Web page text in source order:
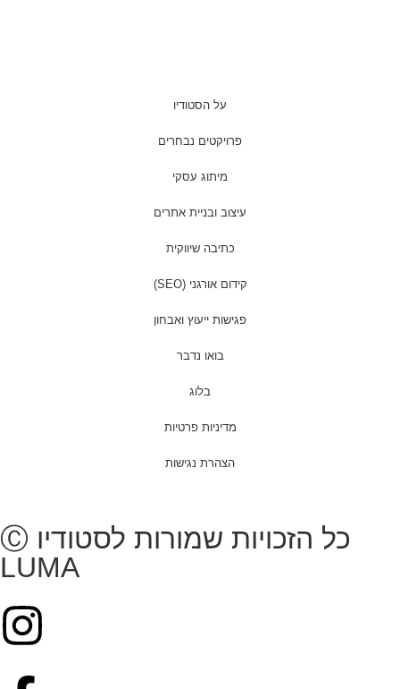
על הסטודיו
פרויקטים נבחרים
מיתוג עסקי
עיצוב ובניית אתרים
כתיבה שיווקית
קידום אורגני (SEO)
פגישות ייעוץ ואבחון
בואו נדבר
בלוג
מדיניות פרטיות
הצהרת נגישות
Ⓒ כל הזכויות שמורות לסטודיו
LUMA